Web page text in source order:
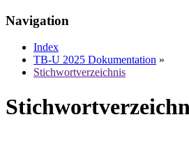
Navigation
Index
TB-U 2025 Dokumentation »
Stichwortverzeichnis